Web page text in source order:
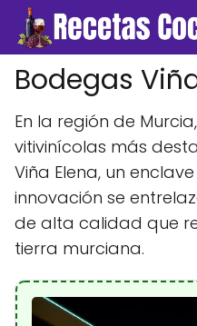
Bodegas
En la región de
vitivinícolas más
Viña Elena, un
innovación se
de alta calidad que
tierra murciana.